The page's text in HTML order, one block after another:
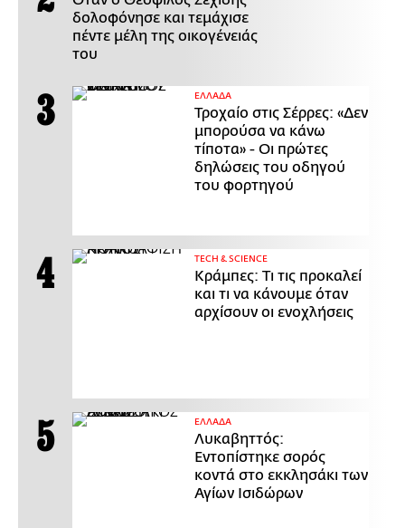
δολοφόνησε και τεμάχισε
πέντε μέλη της οικογένειάς
του
ΕΛΛΑΔΑ
Τροχαίο στις Σέρρες: «Δεν
μπορούσα να κάνω
τίποτα» - Οι πρώτες
δηλώσεις του οδηγού
του φορτηγού
ΤECH & SCIENCE
Κράμπες: Τι τις προκαλεί
και τι να κάνουμε όταν
αρχίσουν οι ενοχλήσεις
ΕΛΛΑΔΑ
Λυκαβηττός:
Εντοπίστηκε σορός
κοντά στο εκκλησάκι των
Αγίων Ισιδώρων